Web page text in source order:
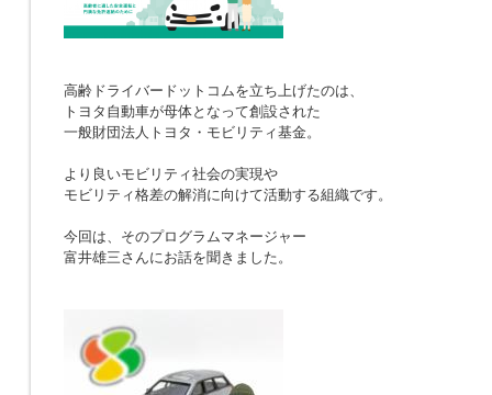
高齢ドライバードットコムを立ち上げたのは、
トヨタ自動車が母体となって創設された
一般財団法人トヨタ・モビリティ基金。
より良いモビリティ社会の実現や
モビリティ格差の解消に向けて活動する組織です。
今回は、そのプログラムマネージャー
富井雄三さんにお話を聞きました。